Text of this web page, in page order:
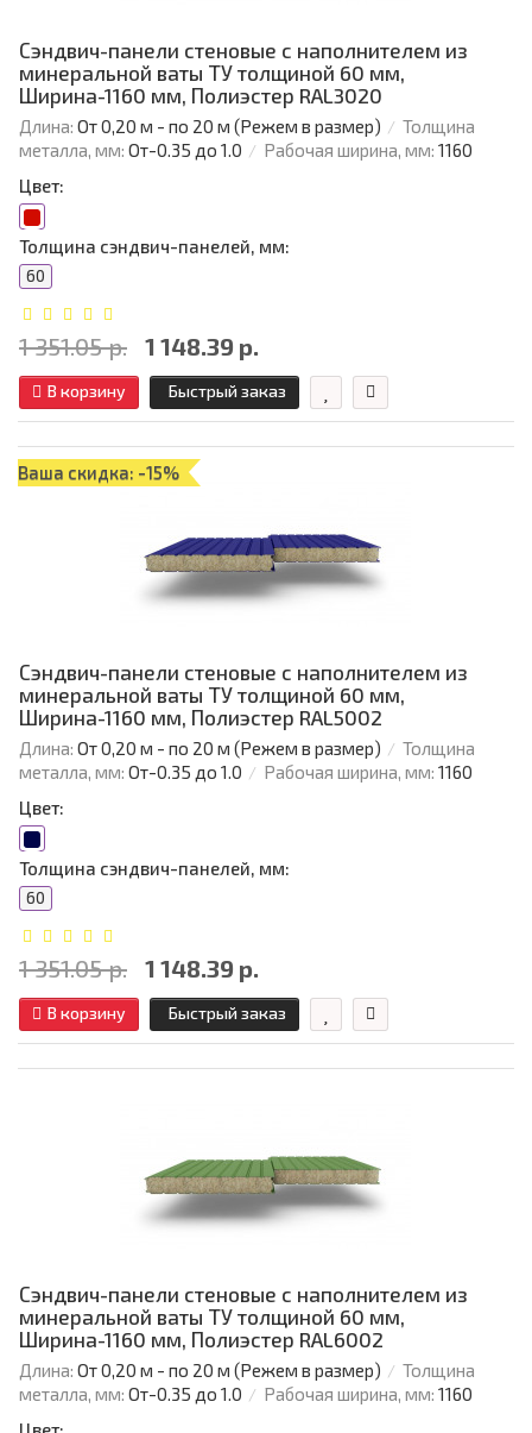
Сэндвич-панели стеновые с наполнителем из
минеральной ваты ТУ толщиной 60 мм,
Ширина-1160 мм, Полиэстер RAL3020
Длина: От 0,20 м - по 20 м (Режем в размер)
Толщина
металла, мм: От-0.35 до 1.0 Рабочая ширина, мм: 1160
Цвет:
Толщина сэндвич-панелей, мм:
60
1 351.05 р. 1 148.39 р.
В корзину Быстрый заказ
Ваша скидка: -15%
Сэндвич-панели стеновые с наполнителем из
минеральной ваты ТУ толщиной 60 мм,
Ширина-1160 мм, Полиэстер RAL5002
Длина: От 0,20 м - по 20 м (Режем в размер)
Толщина
металла, мм: От-0.35 до 1.0 Рабочая ширина, мм: 1160
Цвет:
Толщина сэндвич-панелей, мм:
60
1 351.05 р. 1 148.39 р.
В корзину Быстрый заказ
Сэндвич-панели стеновые с наполнителем из
минеральной ваты ТУ толщиной 60 мм,
Ширина-1160 мм, Полиэстер RAL6002
Длина: От 0,20 м - по 20 м (Режем в размер)
Толщина
металла, мм: От-0.35 до 1.0 Рабочая ширина, мм: 1160